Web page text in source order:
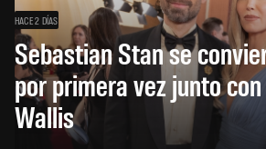
HACE 2 DÍAS
Sebastian Stan se
por primera vez junto
Wallis